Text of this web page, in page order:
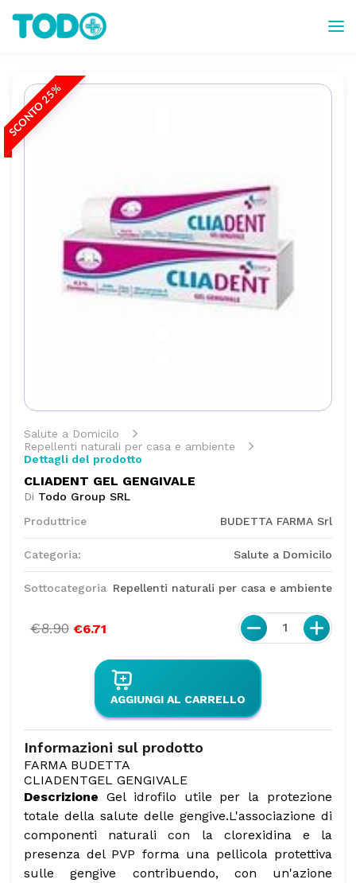
SCONTO 25%
Salute a Domicilo
Repellenti naturali per casa e ambiente
Dettagli del prodotto
CLIADENT GEL GENGIVALE
Di Todo Group SRL
Produttrice
BUDETTA FARMA Srl
Categoria: Salute a Domicilo
Sottocategoria Repellenti naturali per casa e ambiente
€8.90 €6.71 1
AGGIUNGI AL CARRELLO
Informazioni sul prodotto
FARMA BUDETTA
CLIADENTGEL GENGIVALE
Descrizione Gel idrofilo utile per la protezione
totale della salute delle gengive.L'associazione di
componenti naturali con la clorexidina e la
presenza del PVP forma una pellicola protettiva
sulle gengive contribuendo, con un'azione